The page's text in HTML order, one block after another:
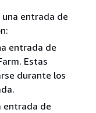
entrada de
entrada de
Estas
durante los
entrada de